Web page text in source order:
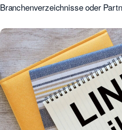
Branchenverzeichnisse oder